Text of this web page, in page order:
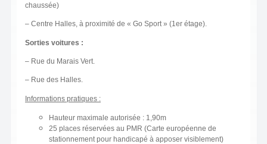
chaussée)
– Centre Halles, à proximité de « Go Sport » (1er étage).
Sorties voitures :
– Rue du Marais Vert.
– Rue des Halles.
Informations pratiques :
Hauteur maximale autorisée : 1,90m
25 places réservées au PMR (Carte européenne de
stationnement pour handicapé à apposer visiblement)